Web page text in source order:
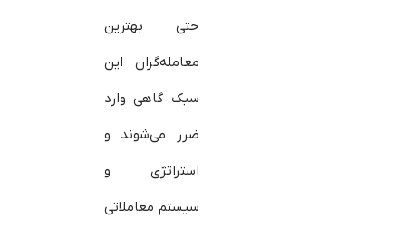
حتی بهترین
معامله‌گران این
سبک گاهی وارد
ضرر می‌شوند و
استراتژی و
سیستم معاملاتی